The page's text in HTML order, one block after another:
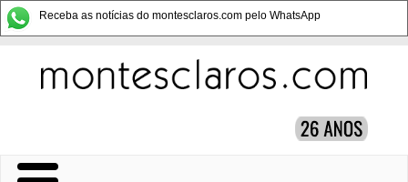
Receba as notícias do montesclaros.com pelo WhatsApp